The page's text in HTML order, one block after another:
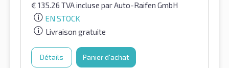
€ 135.26 TVA incluse par Auto-Raifen GmbH
EN STOCK
Livraison gratuite
Détails Panier d'achat